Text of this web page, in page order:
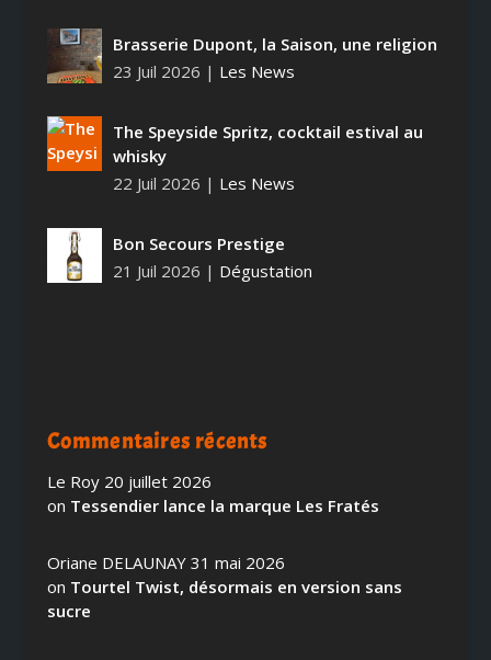
Brasserie Dupont, la Saison, une religion
23 Juil 2026 | Les News
The Speyside Spritz, cocktail estival au
whisky
22 Juil 2026 | Les News
Bon Secours Prestige
21 Juil 2026 | Dégustation
Commentaires récents
Le Roy 20 juillet 2026
on Tessendier lance la marque Les Fratés
Oriane DELAUNAY 31 mai 2026
on Tourtel Twist, désormais en version sans
sucre